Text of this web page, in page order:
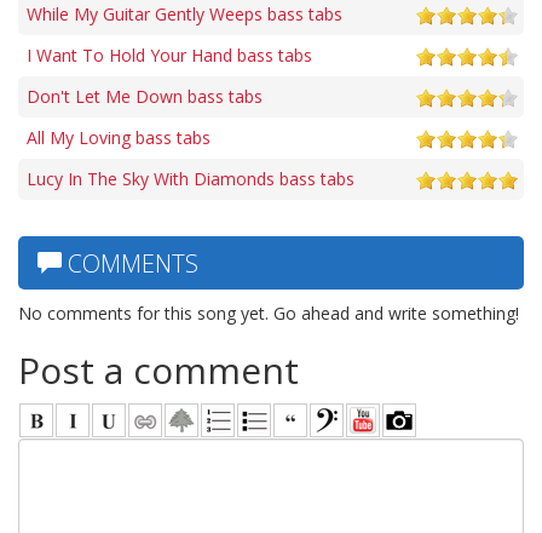
While My Guitar Gently Weeps bass tabs
I Want To Hold Your Hand bass tabs
Don't Let Me Down bass tabs
All My Loving bass tabs
Lucy In The Sky With Diamonds bass tabs
COMMENTS
No comments for this song yet. Go ahead and write something!
Post a comment